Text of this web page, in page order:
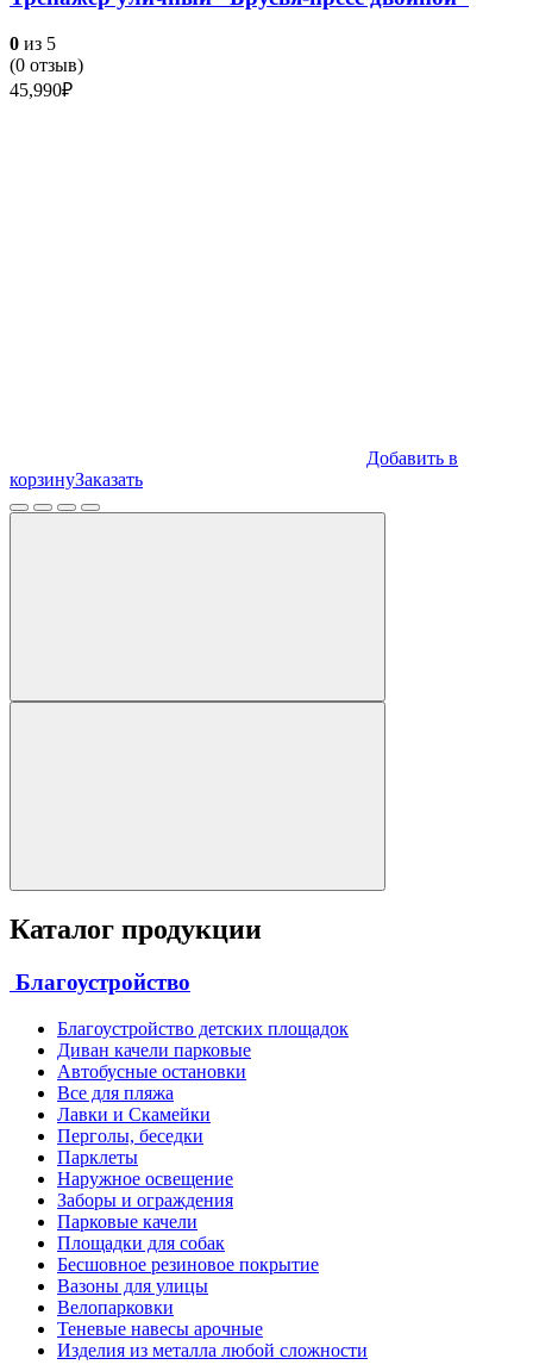
0 из 5
(0 отзыв)
45,990₽
Добавить в
корзинуЗаказать
Каталог продукции
Благоустройство
Благоустройство детских площадок
Диван качели парковые
Автобусные остановки
Все для пляжа
Лавки и Скамейки
Перголы, беседки
Парклеты
Наружное освещение
Заборы и ограждения
Парковые качели
Площадки для собак
Бесшовное резиновое покрытие
Вазоны для улицы
Велопарковки
Теневые навесы арочные
Изделия из металла любой сложности